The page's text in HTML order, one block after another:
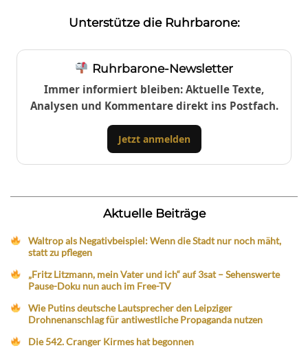
Unterstütze die Ruhrbarone:
Ruhrbarone-Newsletter
Immer informiert bleiben: Aktuelle Texte,
Analysen und Kommentare direkt ins Postfach.
Jetzt anmelden
Aktuelle Beiträge
Waltrop als Negativbeispiel: Wenn die Stadt nur noch mäht,
statt zu pflegen
„Fritz Litzmann, mein Vater und ich“ auf 3sat – Sehenswerte
Pause-Doku nun auch im Free-TV
Wie Putins deutsche Lautsprecher den Leipziger
Drohnenanschlag für antiwestliche Propaganda nutzen
Die 542. Cranger Kirmes hat begonnen